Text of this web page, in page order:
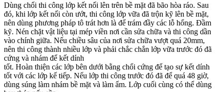
Dùng chổi thi công lớp kết nối lên trên bề mặt đã bão hòa ráo. Sau
đó, khi lớp kết nối còn ướt, thi công lớp vữa đã trộn kỹ lên bề mặt,
nên dùng phương pháp tô trát hơn là để trám đầy các lỗ hổng. Đầm
kỹ. Nén chặt vật liệu tại mép viền nơi cần sửa chữa và thi công dần
vào chính giữa. Nếu chiều sâu của nơi sửa chữa vượt quá 20mm,
nên thi công thành nhiều lớp và phải chắc chắn lớp vữa trước đó đã
cứng và nhám để kết dính
tốt. Hoàn thiện các lớp bên dưới bằng chổi cứng để tạo sự kết dính
tốt với các lớp kế tiếp. Nếu lớp thi công trước đó đã để quá 48 giờ,
dùng súng làm nhám bề mặt và làm ẩm. Lớp cuối cùng có thể dùng